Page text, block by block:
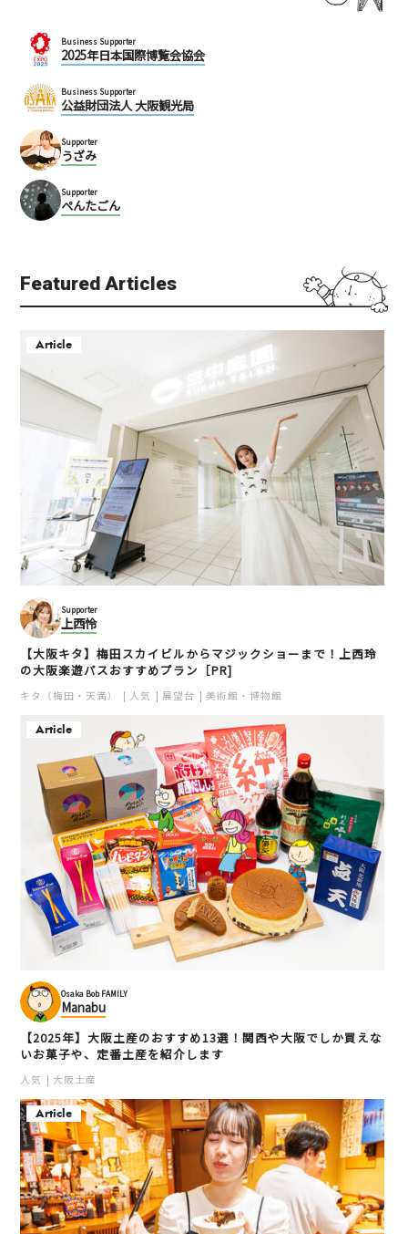
Business Supporter
2025年日本国際博覧会協会
Business Supporter
公益財団法人 大阪観光局
Supporter
うざみ
Supporter
ぺんたごん
Featured Articles
Article
Supporter
上西怜
【大阪キタ】梅田スカイビルからマジックショーまで！上西玲
の大阪楽遊パスおすすめプラン［PR]
キタ（梅田・天満） 人気 展望台 美術館・博物館
Article
Osaka Bob FAMILY
Manabu
【2025年】大阪土産のおすすめ13選！関西や大阪でしか買えな
いお菓子や、定番土産を紹介します
人気 大阪土産
Article